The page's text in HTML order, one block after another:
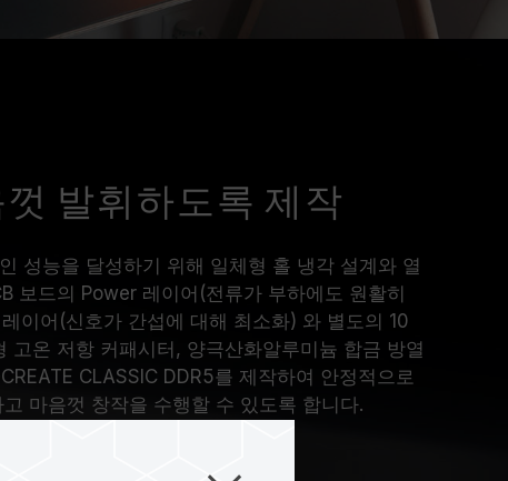
발휘하도록 제작
성능을 달성하기 위해 일체형 홀 냉각 설계와 열
보드의 Power 레이어(전류가 부하에도 원활히
이어(신호가 간섭에 대해 최소화) 와 별도의 10
고온 저항 커패시터, 양극산화알루미늄 합금 방열
CLASSIC DDR5를 제작하여 안정적으로
마음껏 창작을 수행할 수 있도록 합니다.